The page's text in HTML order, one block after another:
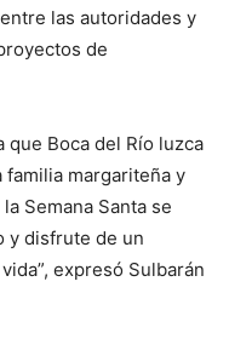
las autoridades y
de
que Boca del Río luzca
familia margariteña y
Semana Santa se
y disfrute de un
expresó Sulbarán